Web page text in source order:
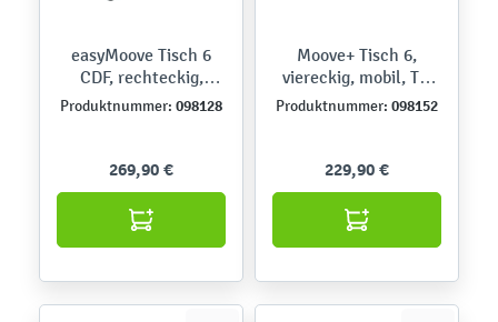
easyMoove Tisch 6
CDF, rechteckig,
mobil, 50 x 70 cm, TH
Produktnummer: 098128
269,90 €
Moove+ Tisch 6,
viereckig, mobil, TH
76 cm - weiß
Produktnummer: 098152
229,90 €